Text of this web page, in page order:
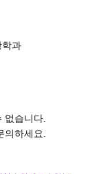
학과
없습니다.
하세요.